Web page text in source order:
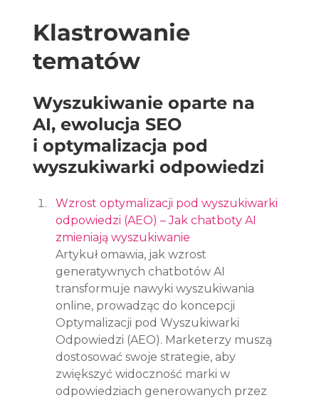
Klastrowanie
tematów
Wyszukiwanie oparte na
AI, ewolucja SEO
i optymalizacja pod
wyszukiwarki odpowiedzi
Wzrost optymalizacji pod wyszukiwarki
odpowiedzi (AEO) – Jak chatboty AI
zmieniają wyszukiwanie
Artykuł omawia, jak wzrost
generatywnych chatbotów AI
transformuje nawyki wyszukiwania
online, prowadząc do koncepcji
Optymalizacji pod Wyszukiwarki
Odpowiedzi (AEO). Marketerzy muszą
dostosować swoje strategie, aby
zwiększyć widoczność marki w
odpowiedziach generowanych przez